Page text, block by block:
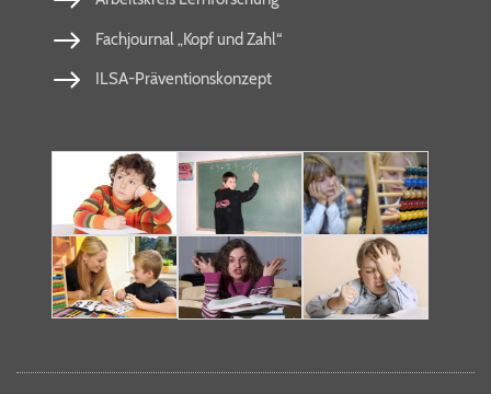
Fachjournal „Kopf und Zahl“
ILSA-Präventionskonzept